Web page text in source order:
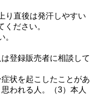
り直後は発汗しやすい
ださい。
。
登録販売者に相談して
状を起こしたことがあ
われる人。（3）本人